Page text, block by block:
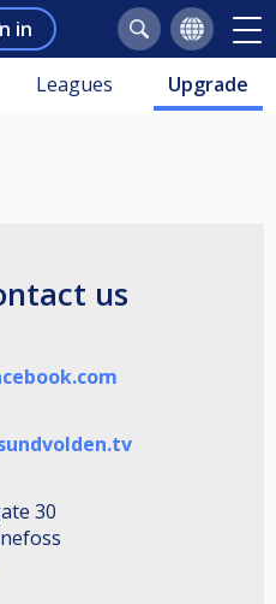
in
Leagues Upgrade
us
30